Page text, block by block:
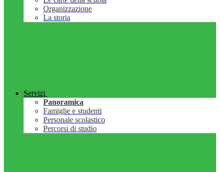
Organizzazione
La storia
Servizi
Panoramica
Famiglie e studenti
Personale scolastico
Percorsi di studio